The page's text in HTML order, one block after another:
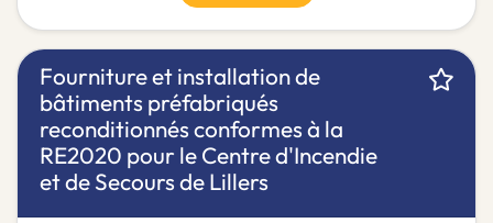
Fourniture et installation de
bâtiments préfabriqués
reconditionnés conformes à la
RE2020 pour le Centre d'Incendie
et de Secours de Lillers